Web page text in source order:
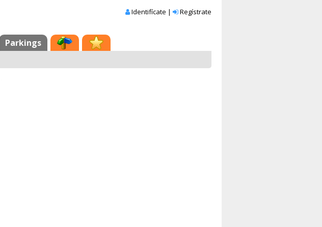
Identifícate | Regístrate
Parkings